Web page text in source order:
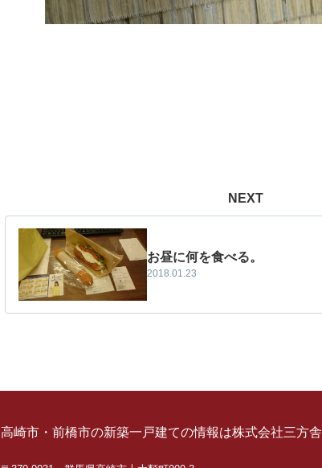
NEXT
お昼に何を食べる。
2018.01.23
高崎市・前橋市の新築一戸建ての情報は株式会社三方舎